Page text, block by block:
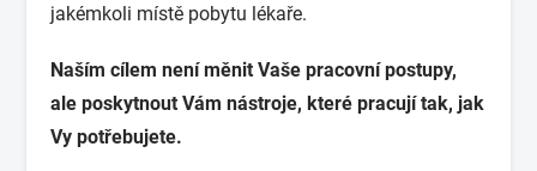
jakémkoli místě pobytu lékaře.
Naším cílem není měnit Vaše pracovní postupy,
ale poskytnout Vám nástroje, které pracují tak, jak
Vy potřebujete.